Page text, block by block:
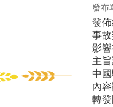
發布
發
事
影
主
中
內
轉